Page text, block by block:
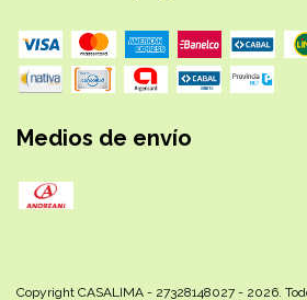
Medios de envío
Copyright CASALIMA - 27328148027 - 2026.